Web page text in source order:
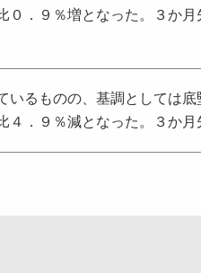
０．９％増となった。３か
いるものの、基調としては底
４．９％減となった。３か